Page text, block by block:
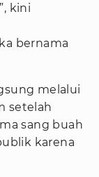
kini
bernama
melalui
setelah
sang buah
karena